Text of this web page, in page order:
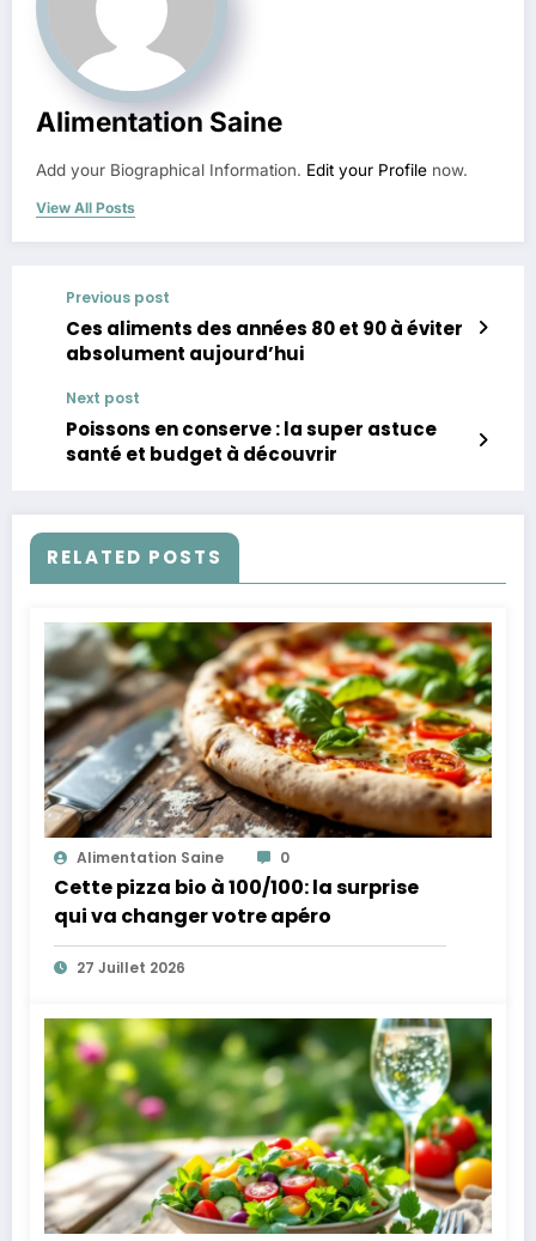
Alimentation Saine
Add your Biographical Information. Edit your Profile now.
View All Posts
Previous post
Ces aliments des années 80 et 90 à éviter
absolument aujourd’hui
Next post
Poissons en conserve : la super astuce
santé et budget à découvrir
RELATED POSTS
Alimentation Saine 0
Cette pizza bio à 100/100: la surprise
qui va changer votre apéro
27 Juillet 2026